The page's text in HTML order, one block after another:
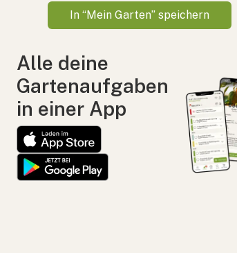
In “Mein Garten” speichern
Alle deine
Gartenaufgaben
in einer App